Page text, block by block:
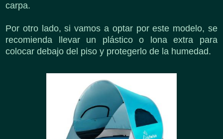
carpa.
Por otro lado, si vamos a optar por este modelo, se
recomienda llevar un plástico o lona extra para
colocar debajo del piso y protegerlo de la humedad.